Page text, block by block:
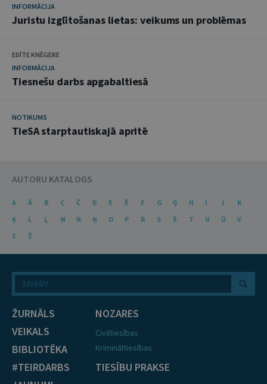
INFORMĀCIJA
Juristu izglītošanas lietas: veikums un problēmas
EDĪTE KNĒGERE
INFORMĀCIJA
Tiesnešu darbs apgabaltiesā
NOTIKUMS
TieSA starptautiskajā apritē
AUTORU KATALOGS
A Ā B C Č D E Ē F G Ģ H I J
K
Ķ
L Ļ M N Ņ O P R S Š T U Ū
V
Z
Ž
ŽURNĀLS
VEIKALS
BIBLIOTĒKA
#TEIRDARBS
NOZARES
Civiltiesības
Krimināltiesības
TIESĪBU PRAKSE